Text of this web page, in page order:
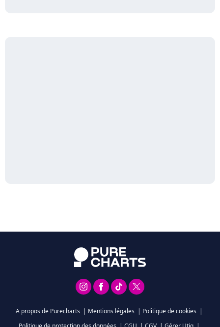
A propos de Purecharts | Mentions légales | Politique de cookies |